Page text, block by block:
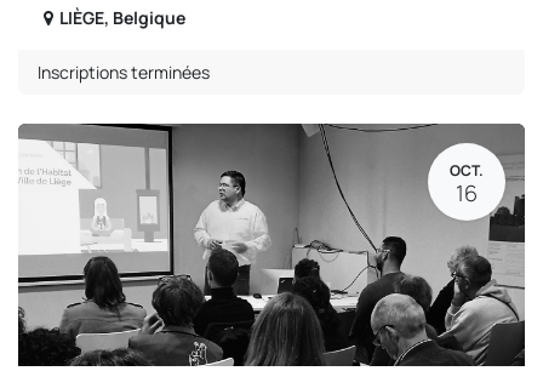
LIÈGE, Belgique
Inscriptions terminées
OCT.
16